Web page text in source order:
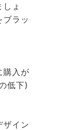
ょ
ラッ
購入が
低下)
イン